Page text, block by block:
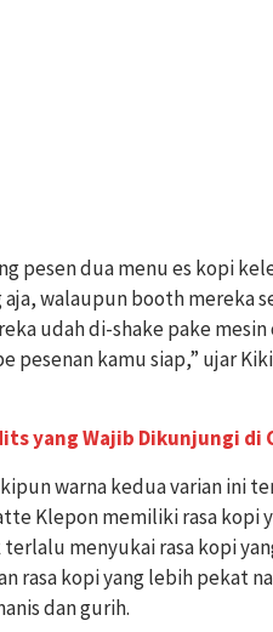
pesen dua menu es kopi
aja, walaupun booth mereka
udah di-shake pake
pesenan kamu siap,” ujar
yang Wajib Dikunjungi di
warna kedua varian ini
Klepon memiliki rasa kopi
menyukai rasa kopi
rasa kopi yang lebih pekat
dan gurih.